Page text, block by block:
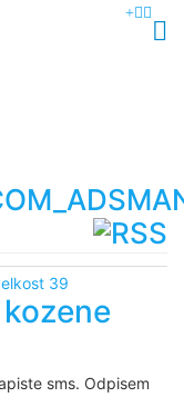
sms. Odpisem